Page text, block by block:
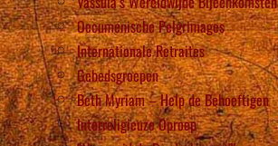
Oecumenische Pelgrimages
Internationale Retraites
Gebedsgroepen
Beth Myriam – Help de Behoeftigen
Interreligieuze Oproep